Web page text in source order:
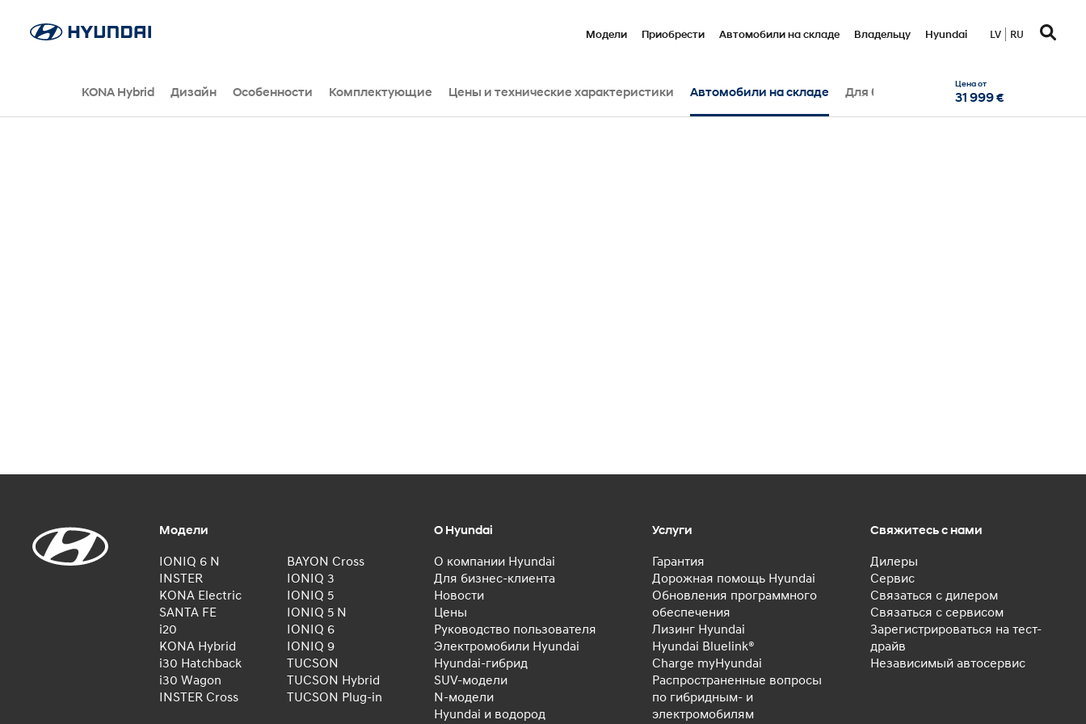
Модели Приобрести Автомобили на складе Bладельцу Hyundai LV RU
KONA Hybrid Дизайн Особенности Комплектующие Цены и технические характеристики Автомобили на складе Для бизнес-клиента
Цена от
31 999 €
Модели
IONIQ 6 N
INSTER
KONA Electric
SANTA FE
i20
KONA Hybrid
i30 Hatchback
i30 Wagon
INSTER Cross
BAYON Cross
IONIQ 3
IONIQ 5
IONIQ 5 N
IONIQ 6
IONIQ 9
TUCSON
TUCSON Hybrid
TUCSON Plug-in
О Hyundai
О компании Hyundai
Для бизнес-клиента
Новости
Цены
Руководство пользователя
Электромобили Hyundai
Hyundai-гибрид
SUV-модели
N-модели
Hyundai и водород
Услуги
Гарантия
Дорожная помощь Hyundai
Обновления программного
обеспечения
Лизинг Hyundai
Hyundai Bluelink®
Charge myHyundai
Распространенные вопросы
по гибридным- и
электромобилям
Свяжитесь с нами
Дилеры
Сервис
Связаться с дилером
Связаться с сервисом
Зарегистрироваться на тест-
драйв
Независимый автосервис